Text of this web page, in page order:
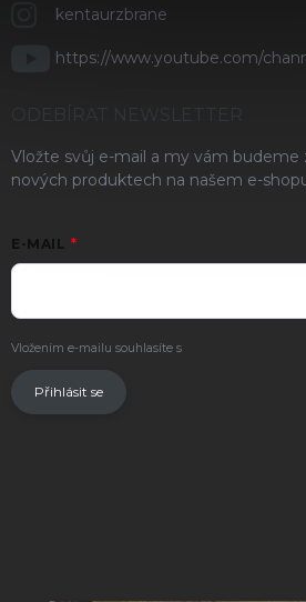
kentaurzbrane
https://www.youtube.com/
Vložte svůj e-mail a my vám budeme
nových produktech na našem e-
E-MAIL
Vložením e-mailu souhlasíte s
Přihlásit se